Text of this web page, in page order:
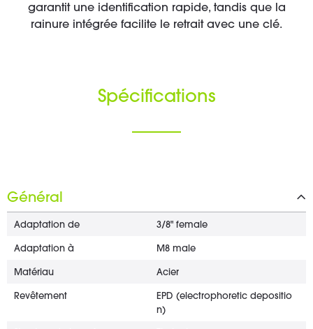
garantit une identification rapide, tandis que la
rainure intégrée facilite le retrait avec une clé.
Spécifications
Général
Adaptation de 3/8" female
Adaptation à M8 male
Matériau Acier
Revêtement
EPD (electrophoretic depositio
n)